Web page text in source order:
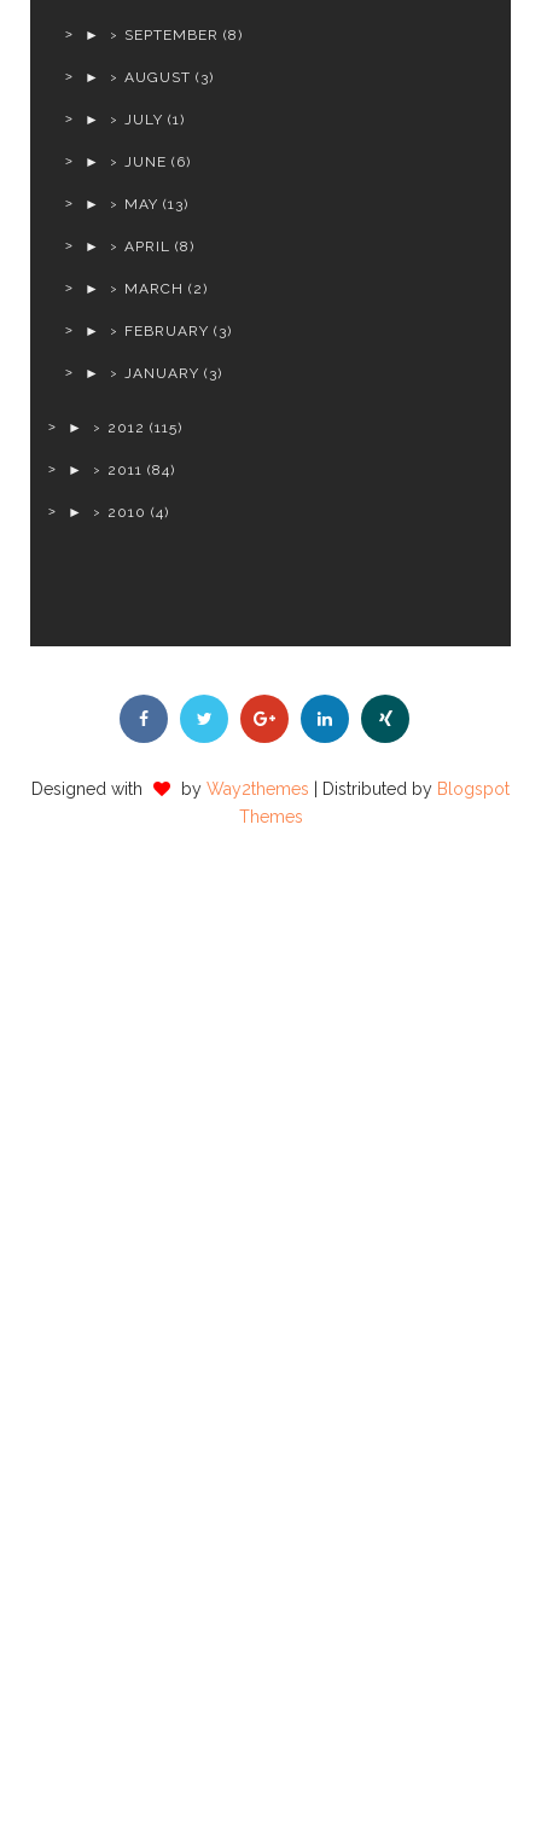
► SEPTEMBER (8)
► AUGUST (3)
► JULY (1)
► JUNE (6)
► MAY (13)
► APRIL (8)
► MARCH (2)
► FEBRUARY (3)
► JANUARY (3)
► 2012 (115)
► 2011 (84)
► 2010 (4)
Designed with by Way2themes | Distributed by Blogspot
Themes